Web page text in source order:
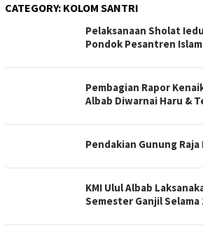
CATEGORY: KOLOM SANTRI
Pelaksanaan Sholat
Pondok Pesantren
Pembagian Rapor
Albab Diwarnai Haru &
Pendakian Gunung
KMI Ulul Albab
Semester Ganjil Selama